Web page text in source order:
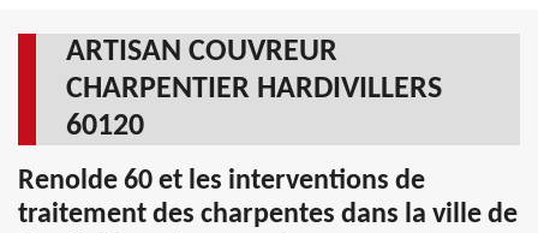
ARTISAN COUVREUR
CHARPENTIER HARDIVILLERS
60120
Renolde 60 et les interventions de
traitement des charpentes dans la ville de